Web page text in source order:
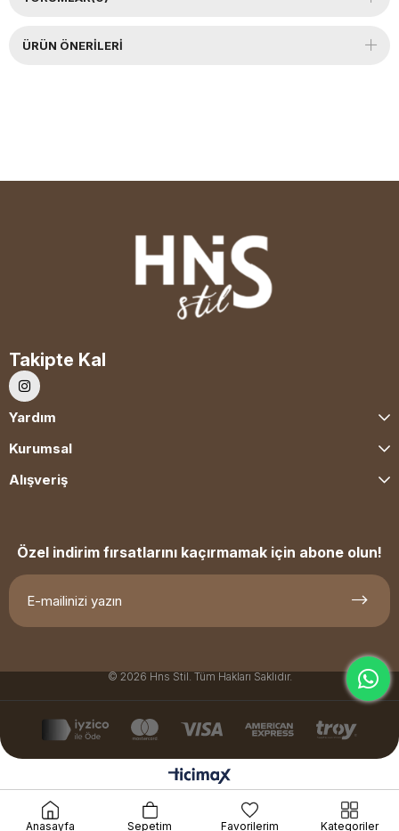
ÜRÜN ÖNERILERI
Takipte Kal
Yardım
Kurumsal
Alışveriş
Özel indirim fırsatlarını kaçırmamak için abone olun!
© 2026 Hns Stil. Tüm Hakları Saklıdır.
Anasayfa Sepetim Favorilerim Kategoriler